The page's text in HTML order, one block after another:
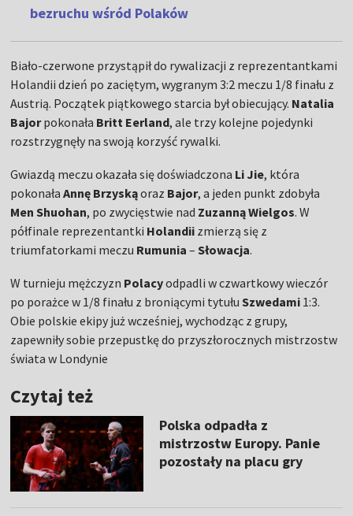
bezruchu wśród Polaków
Biało-czerwone przystąpił do rywalizacji z reprezentantkami
Holandii dzień po zaciętym, wygranym 3:2 meczu 1/8 finału z
Austrią. Początek piątkowego starcia był obiecujący. Natalia
Bajorpokonała Britt Eerland, ale trzy kolejne pojedynki
rozstrzygnęły na swoją korzyść rywalki.
Gwiazdą meczu okazała się doświadczona Li Jie, która
pokonałaAnnę Brzyskąoraz Bajor, a jeden punkt zdobyła
Men Shuohan, po zwycięstwie nad Zuzanną Wielgos. W
półfinale reprezentantki Holandii zmierzą się z
triumfatorkami meczu Rumunia –Słowacja.
W turnieju mężczyzn Polacyodpadli w czwartkowy wieczór
po porażce w 1/8 finału z broniącymi tytułuSzwedami 1:3.
Obie polskie ekipy już wcześniej, wychodząc z grupy,
zapewniły sobie przepustkę do przyszłorocznych mistrzostw
świata w Londynie
Czytaj też
Polska odpadła z
mistrzostw Europy. Panie
pozostały na placu gry